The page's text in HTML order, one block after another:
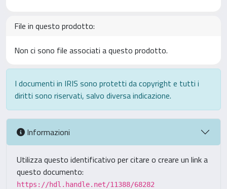
File in questo prodotto:
Non ci sono file associati a questo prodotto.
I documenti in IRIS sono protetti da copyright e tutti i
diritti sono riservati, salvo diversa indicazione.
Informazioni
Utilizza questo identificativo per citare o creare un link a
questo documento:
https://hdl.handle.net/11388/68282